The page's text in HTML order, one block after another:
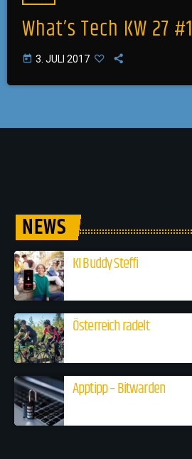
What’s Tech KW 27 #1
today 3. JULI 2017
NEWS
KI Buddy Steffi
Österreich radelt
Apptipp – Bitwarden